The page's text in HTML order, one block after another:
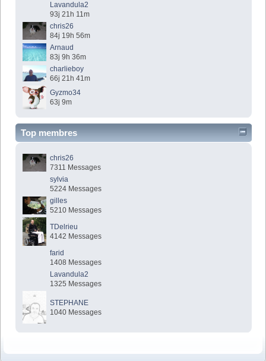
Lavandula2
93j 21h 11m
chris26
84j 19h 56m
Arnaud
83j 9h 36m
charlieboy
66j 21h 41m
Gyzmo34
63j 9m
Top membres
chris26
7311 Messages
sylvia
5224 Messages
gilles
5210 Messages
TDelrieu
4142 Messages
farid
1408 Messages
Lavandula2
1325 Messages
STEPHANE
1040 Messages